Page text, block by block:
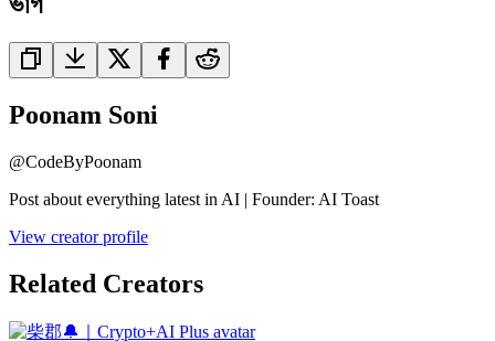
Poonam Soni
@CodeByPoonam
Post about everything latest in AI | Founder: AI Toast
View creator profile
Related Creators